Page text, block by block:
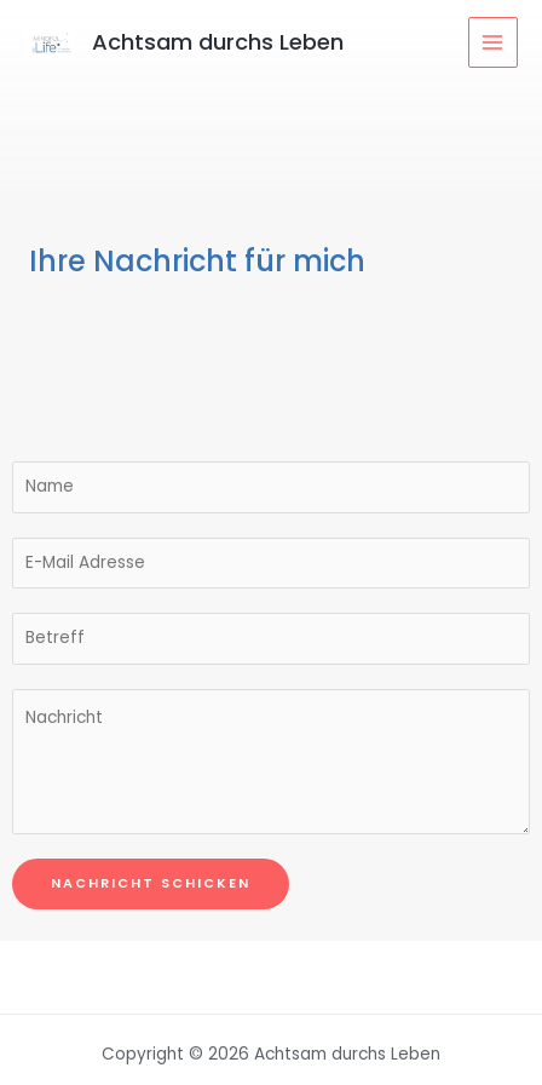
Achtsam durchs Leben
Ihre Nachricht für mich
NACHRICHT SCHICKEN
Copyright © 2026 Achtsam durchs Leben